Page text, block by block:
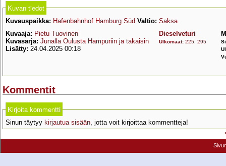
Kuvan tiedot
Kuvauspaikka: Hafenbahnhof Hamburg Süd Valtio: Saksa
Kuvaaja: Pietu Tuovinen
Kuvasarja: Junalla Oulusta Hampuriin ja takaisin
Lisätty: 24.04.2025 00:18
Dieselveturi
Ulkomaat: 225 295
Kommentit
Kirjoita kommentti
Sinun täytyy kirjautua sisään, jotta voit kirjoittaa kommentteja!